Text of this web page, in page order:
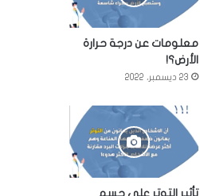
معلومات عن درجة حرارة
الأرض؟!
23 ديسمبر، 2022
تأثير التوتر على جسم